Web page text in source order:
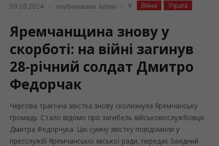
09.10.2024 опубліковано Admin У Війна Утрата
Яремчанщина знову у
скорботі: на війні загинув
28-річний солдат Дмитро
Федорчак
Чергова трагічна звістка знову сколихнула Яремчанську
громаду. Стало відомо про загибель військовослужбовця
Дмитра Федорчука. Цю сумну звістку повідомили у
пресслужбі Яремчанської міської ради, передає Західний